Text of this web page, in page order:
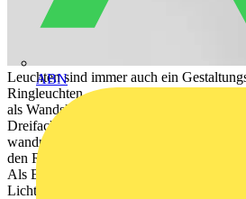
ABN
Leuchten sind immer auch ein
Ringleuchten – entweder als dezente
als Wandskulptur. In asymmetrischer
Dreifachanordnung entspringen filigrane
wandmontierten Zylinder. Je nach
den Ringen und im Zylinder einen
Als Einzelleuchten oder in Arrangements
Lichtgestaltungslösungen in der